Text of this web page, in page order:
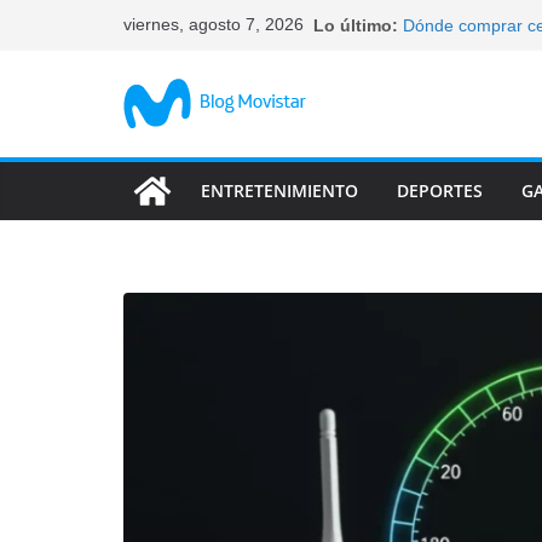
viernes, agosto 7, 2026 Lo último: Dónde comprar
Las
ENTRETENIMIENTO DEPORTES